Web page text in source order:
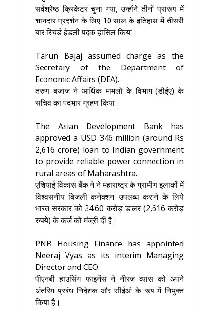
सर्वश्रेष्ठ क्रिकेटर चुना गया, उन्होंने तीनों प्रारूप में
शानदार प्रदर्शन के लिए 10 साल के इतिहास में तीसरी
बार रिचर्ड हेडली पदक हासिल किया।
Tarun Bajaj assumed charge as the
Secretary of the Department of
Economic Affairs (DEA).
तरुण बजाज ने आर्थिक मामलों के विभाग (डीईए) के
सचिव का पदभार ग्रहण किया।
The Asian Development Bank has
approved a USD 346 million (around Rs
2,616 crore) loan to Indian government
to provide reliable power connection in
rural areas of Maharashtra.
एशियाई विकास बैंक ने ने महाराष्ट्र के ग्रामीण इलाकों में
विश्वसनीय बिजली कनेक्शन उपलब्ध कराने के लिये
भारत सरकार को 34.60 करोड़ डालर (2,616 करोड़
रुपये) के कर्ज को मंजूरी दी है।
PNB Housing Finance has appointed
Neeraj Vyas as its interim Managing
Director and CEO.
पीएनबी हाउसिंग फाइनेंस ने नीरज व्यास को अपने
अंतरिम प्रबंध निदेशक और सीईओ के रूप में नियुक्त
किया है।